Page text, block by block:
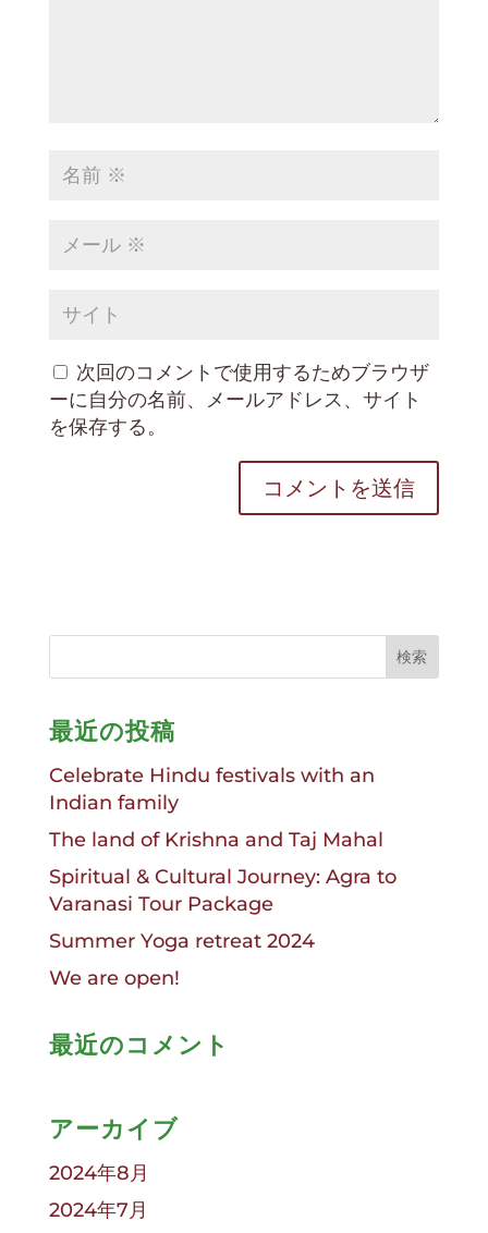
次回のコメントで使用するためブラウザ
ーに自分の名前、メールアドレス、サイト
を保存する。
最近の投稿
Celebrate Hindu festivals with an
Indian family
The land of Krishna and Taj Mahal
Spiritual & Cultural Journey: Agra to
Varanasi Tour Package
Summer Yoga retreat 2024
We are open!
最近のコメント
アーカイブ
2024年8月
2024年7月